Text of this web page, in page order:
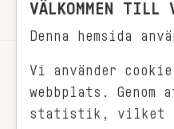
VÄLKOMMEN TILL
Denna hemsida
Vi använder
webbplats.
statistik, vilket